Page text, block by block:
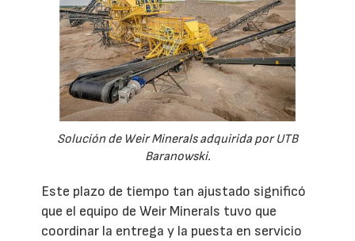
Solución de Weir Minerals adquirida por UTB
Baranowski.
Este plazo de tiempo tan ajustado significó
que el equipo de Weir Minerals tuvo que
coordinar la entrega y la puesta en servicio